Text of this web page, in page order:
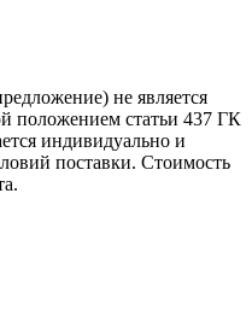
не является
положением статьи 437 ГК
индивидуально и
поставки. Стоимость